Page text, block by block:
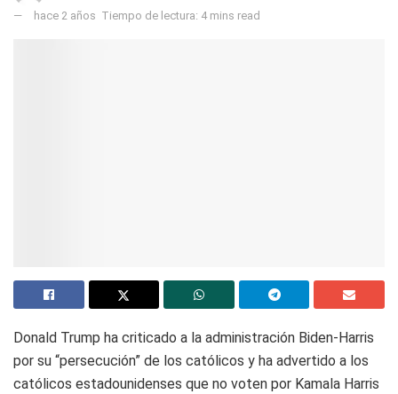
hace 2 años Tiempo de lectura: 4 mins read
Donald Trump ha criticado a la administración Biden-Harris
por su “persecución” de los católicos y ha advertido a los
católicos estadounidenses que no voten por Kamala Harris